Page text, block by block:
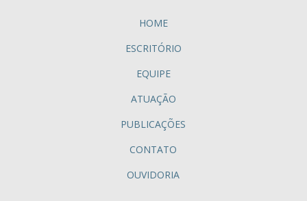
HOME
ESCRITÓRIO
EQUIPE
ATUAÇÃO
PUBLICAÇÕES
CONTATO
OUVIDORIA